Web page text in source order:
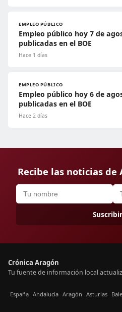
EMPLEO PÚBLICO
Empleo público hoy 7 de
publicadas en el BOE
Hace 1 días
EMPLEO PÚBLICO
Empleo público hoy 6 de
publicadas en el BOE
Hace 2 días
Recibe las noticias
Crónica Aragón
Tu fuente de información local
España Andalucía Aragón Asturias